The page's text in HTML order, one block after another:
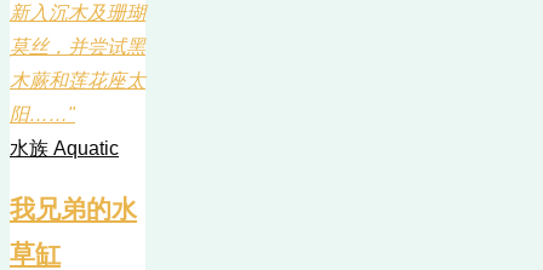
新入沉木及珊瑚
莫丝，并尝试黑
木蕨和莲花座太
阳……"
水族 Aquatic
我兄弟的水
草缸